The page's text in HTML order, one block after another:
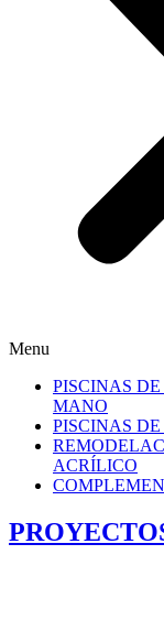
Menu
PISCINAS
MANO
PISCINAS
ACRÍLICO